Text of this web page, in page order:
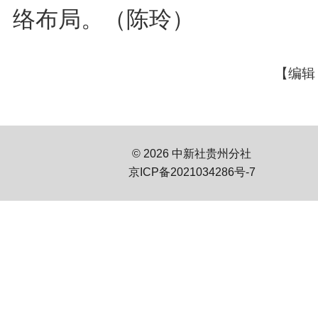
络布局。（陈玲）
【编
© 2026 中新社贵州分社
京ICP备2021034286号-7